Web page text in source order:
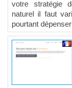
votre stratégie
naturel il faut
pourtant